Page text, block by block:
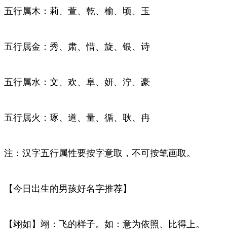
五行属木：莉、萱、乾、榆、顷、玉
五行属金：秀、肃、惜、旋、银、诗
五行属水：文、欢、阜、妍、泞、豪
五行属火：琢、道、量、循、耿、冉
注：汉字五行属性要按字意取，不可按笔画取。
【今日出生的男孩好名字推荐】
【翊如】翊：飞的样子。如：意为依照、比得上。